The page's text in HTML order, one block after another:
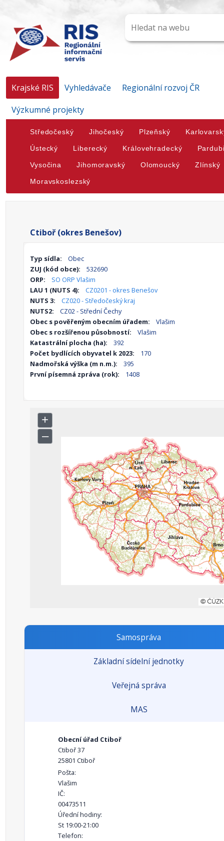
Krajské RIS Vyhledávače
Regionální rozvoj ČR
Výzkumné projekty
Středočeský Jihočeský Plzeňský
Ústecký Liberecký Královehradecký
Vysočina Jihomoravský Olomoucký Zlínský
Moravskoslezský
Ctiboř (okres Benešov)
Typ sídla:
Obec
ZUJ (kód obce):
532690
ORP:
SO ORP Vlašim
LAU 1 (NUTS 4):
CZ0201 - okres Benešov
NUTS 3:
CZ020 - Středočeský kraj
NUTS2:
CZ02 - Střední Čechy
Obec s pověřeným obecním úřadem:
Vlašim
Obec s rozšířenou působností:
Vlašim
Katastrální plocha (ha):
392
Počet bydlících obyvatel k 2023:
170
Nadmořská výška (m n.m.):
395
První písemná zpráva (rok):
1408
Samospráva
Základní sídelní jednotky
Veřejná správa
MAS
Obecní úřad Ctiboř
Ctiboř 37
25801 Ctiboř
Pošta:
Vlašim
IČ:
00473511
Úřední hodiny:
St 19:00-21:00
Telefon: